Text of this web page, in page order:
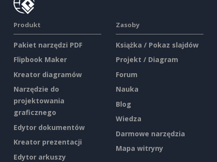
Produkt
Pakiet narzędzi PDF
Flipbook Maker
Kreator diagramów
Narzędzie do
projektowania
graficznego
Edytor dokumentów
Kreator prezentacji
Edytor arkuszy
Zasoby
Książka / Pokaz slajdów
Projekt / Diagram
Forum
Nauka
Blog
Wiedza
Darmowe narzędzia
Mapa witryny